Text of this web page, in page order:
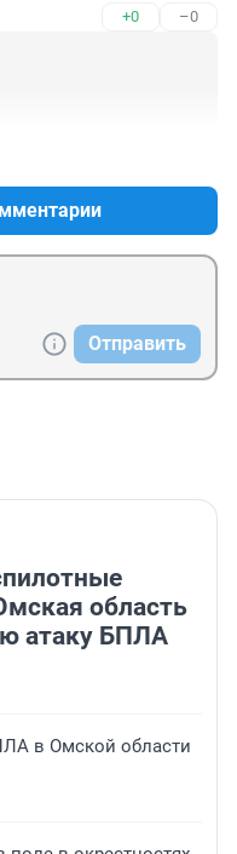
+0 –0
Отправить
область
атаку БПЛА
в Омской области